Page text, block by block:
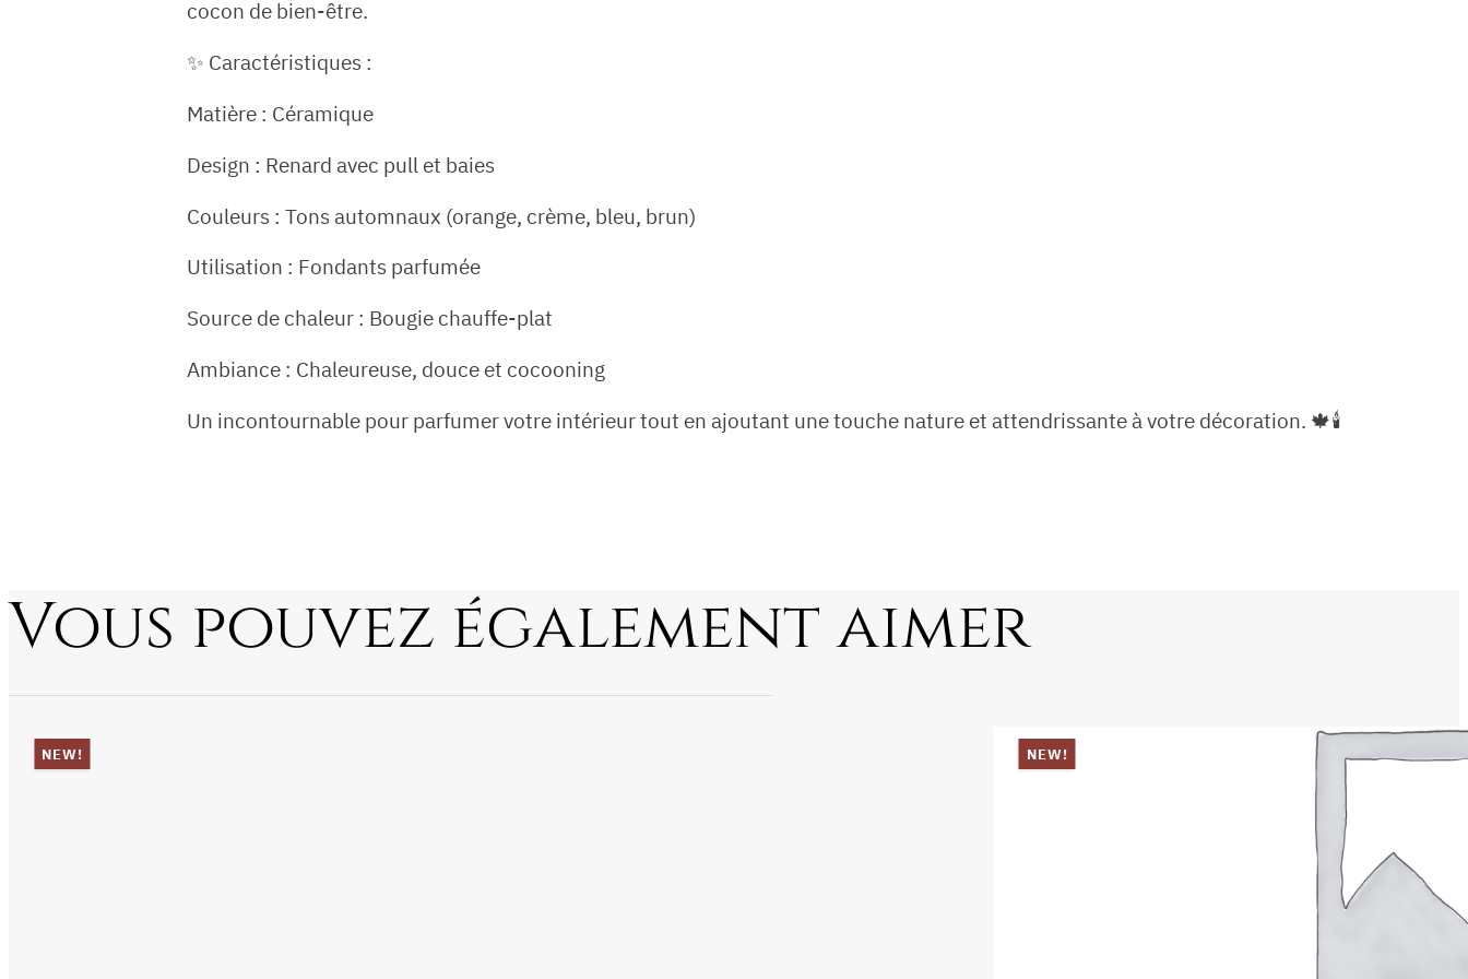
cocon de bien-être.
✨ Caractéristiques :
Matière : Céramique
Design : Renard avec pull et baies
Couleurs : Tons automnaux (orange, crème, bleu, brun)
Utilisation : Fondants parfumée
Source de chaleur : Bougie chauffe-plat
Ambiance : Chaleureuse, douce et cocooning
Un incontournable pour parfumer votre intérieur tout en ajoutant une touche nature et attendrissante à votre décoration. 🍁🕯️
Vous pouvez également aimer
NEW! NEW!